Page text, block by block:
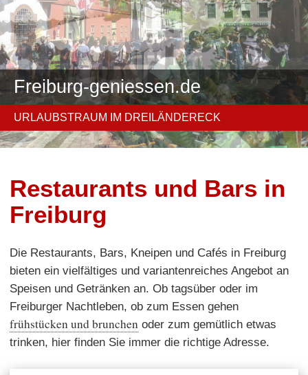
Freiburg-geniessen.de
URLAUBSTRAUM IM DREILÄNDERECK
Restaurants und Bars in
Freiburg
Die Restaurants, Bars, Kneipen und Cafés in Freiburg
bieten ein vielfältiges und variantenreiches Angebot an
Speisen und Getränken an. Ob tagsüber oder im
Freiburger Nachtleben, ob zum Essen gehen
frühstücken und brunchen oder zum gemütlich etwas
trinken, hier finden Sie immer die richtige Adresse.